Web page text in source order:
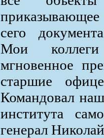
приказывающее
сего
Мои
мгновенное
старшие
Командовал
института
генерал